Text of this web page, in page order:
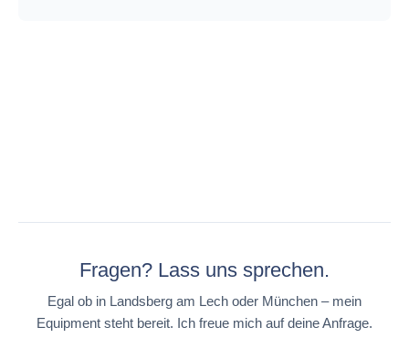
Fragen? Lass uns sprechen.
Egal ob in Landsberg am Lech oder München – mein
Equipment steht bereit. Ich freue mich auf deine Anfrage.